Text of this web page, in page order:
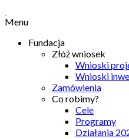
Menu
Fundacja
Złóż wniosek
Wnioski
Wnioski
Zamówienia
Co robimy?
Cele
Programy
Działania